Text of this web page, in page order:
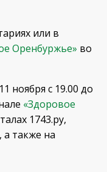
или в
Оренбуржье» во
ноября с 19.00 до
«Здоровое
1743.ру,
а также на